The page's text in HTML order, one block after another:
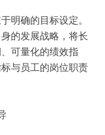
明确的目标设定。
的发展战略，将长
可量化的绩效指
与员工的岗位职责